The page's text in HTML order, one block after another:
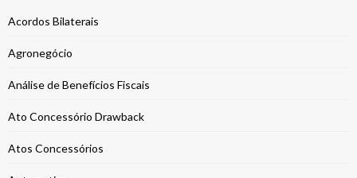
Acordos Bilaterais
Agronegócio
Análise de Benefícios Fiscais
Ato Concessório Drawback
Atos Concessórios